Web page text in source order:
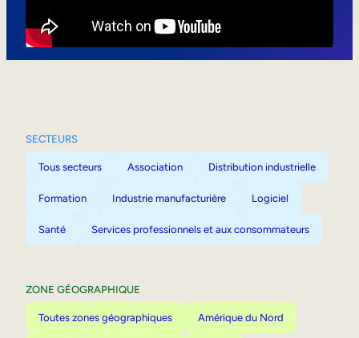
SECTEURS
Tous secteurs Association Distribution industrielle
Formation Industrie manufacturière Logiciel
Santé Services professionnels et aux consommateurs
ZONE GÉOGRAPHIQUE
Toutes zones géographiques Amérique du Nord